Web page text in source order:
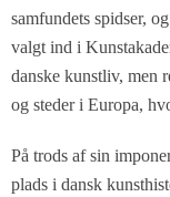
samfundets spidser,
valgt ind i
danske kunstliv, men
og steder i Europa,
På trods af sin
plads i dansk